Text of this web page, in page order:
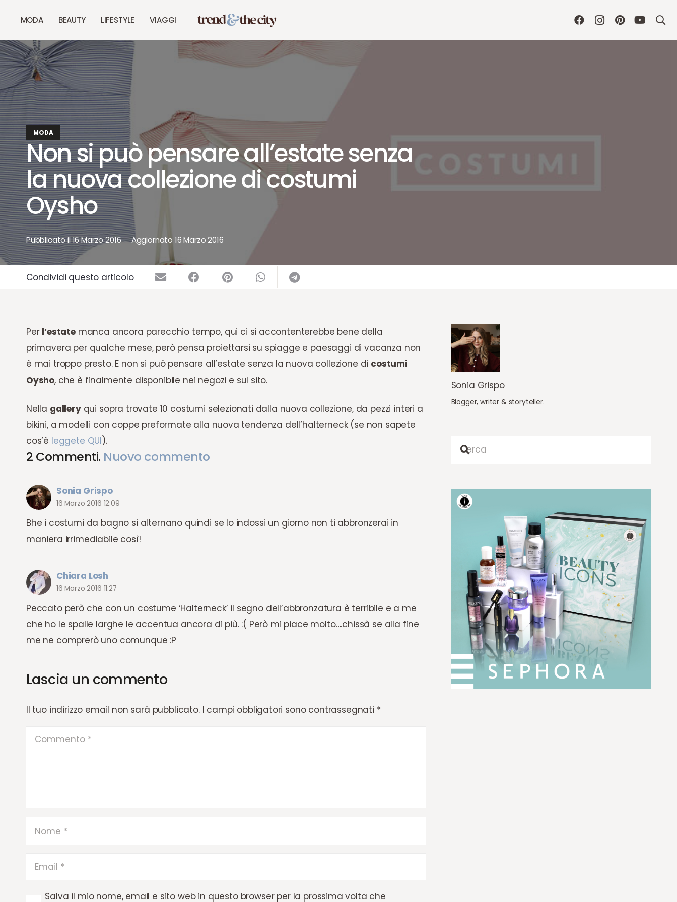
MODA BEAUTY LIFESTYLE VIAGGI
MODA
Non si può pensare all’estate senza
la nuova collezione di costumi
Oysho
Pubblicato il16 Marzo 2016 Aggiornato 16 Marzo 2016
Condividi questo articolo
Per l’estatemanca ancora parecchio tempo, qui ci si accontenterebbe bene della
primavera per qualche mese, però pensa proiettarsi su spiagge e paesaggi di vacanza non
è mai troppo presto. E non si può pensare all’estate senza la nuova collezione di costumi
Oysho, che è finalmente disponibile nei negozi e sul sito.
Nella galleryqui sopra trovate 10 costumi selezionati dalla nuova collezione, da pezzi interi a
bikini, a modelli con coppe preformate alla nuova tendenza dell’halterneck (se non sapete
cos’è leggete QUI).
2 Commenti. Nuovo commento
Sonia Grispo
16 Marzo 2016 12:09
Bhe i costumi da bagno si alternano quindi se lo indossi un giorno non ti abbronzerai in
maniera irrimediabile così!
Chiara Losh
16 Marzo 2016 11:27
Peccato però che con un costume ‘Halterneck’ il segno dell’abbronzatura è terribile e a me
che ho le spalle larghe le accentua ancora di più. :( Però mi piace molto….chissà se alla fine
me ne comprerò uno comunque :P
Lascia un commento
Il tuo indirizzo email non sarà pubblicato. I campi obbligatori sono contrassegnati *
Salva il mio nome, email e sito web in questo browser per la prossima volta che
Sonia Grispo
Blogger, writer & storyteller.